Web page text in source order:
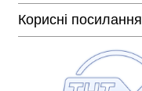
Корисні посилання